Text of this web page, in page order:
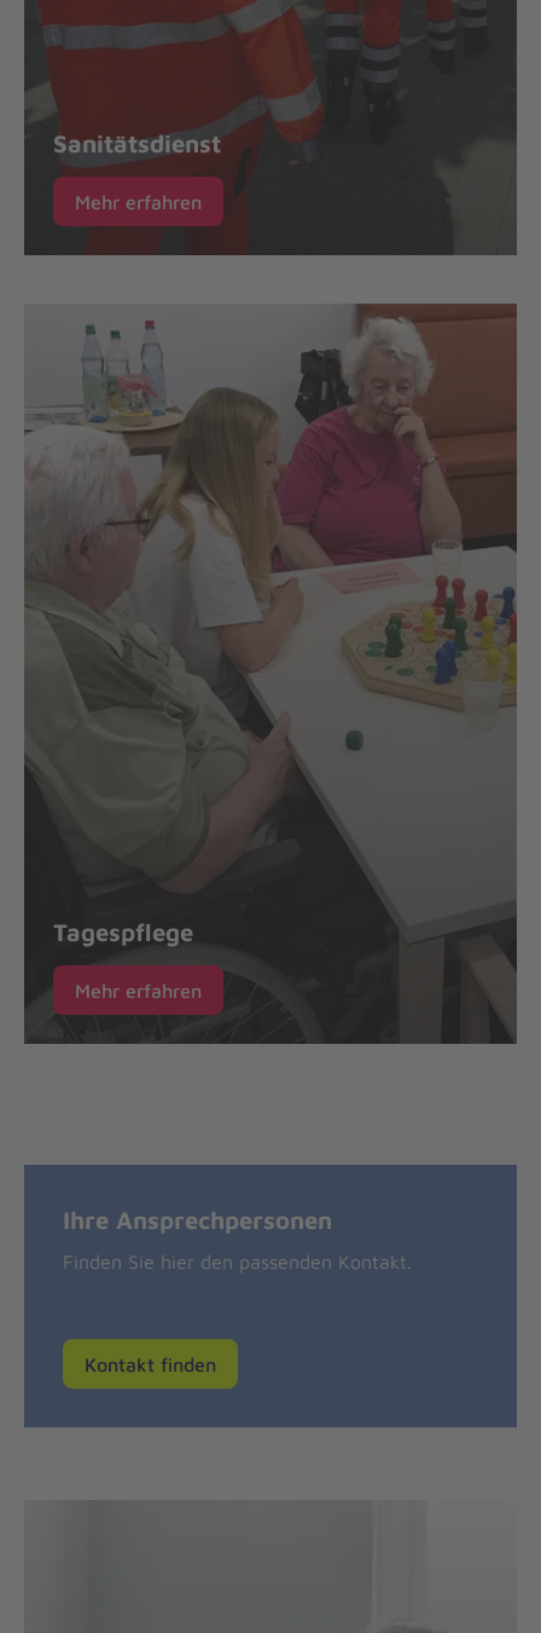
Sanitätsdienst
Mehr erfahren
Tagespflege
Mehr erfahren
Ihre Ansprechpersonen
Finden Sie hier den passenden Kontakt.
Kontakt finden